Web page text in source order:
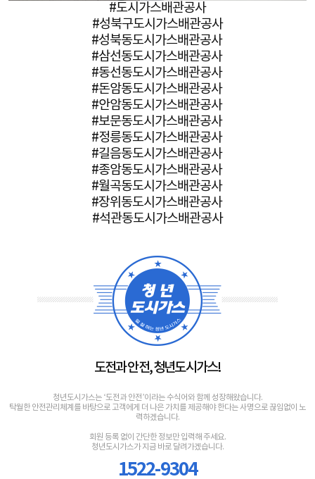
#도시가스배관공사
#성북구도시가스배관공사
#성북동도시가스배관공사
#삼선동도시가스배관공사
#동선동도시가스배관공사
#돈암동도시가스배관공사
#안암동도시가스배관공사
#보문동도시가스배관공사
#정릉동도시가스배관공사
#길음동도시가스배관공사
#종암동도시가스배관공사
#월곡동도시가스배관공사
#장위동도시가스배관공사
#석관동도시가스배관공사
도전과 안전, 청년도시가스!
청년도시가스는 ‘도전과 안전’이라는 수식어와 함께 성장해왔습니다.
탁월한 안전관리체계를 바탕으로 고객에게 더 나은 가치를 제공해야 한다는 사명으로 끊임없이 노
력하겠습니다.
회원 등록 없이 간단한 정보만 입력해 주세요.
청년도시가스가 지금 바로 달려가겠습니다.
1522-9304